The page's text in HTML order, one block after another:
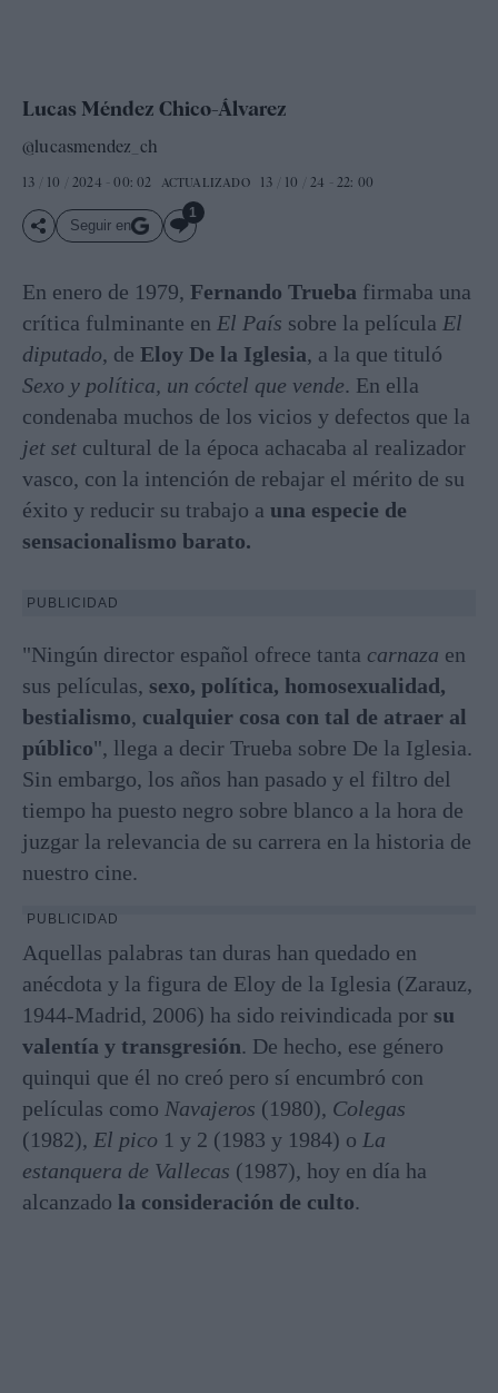
Lucas Méndez Chico-Álvarez
@lucasmendez_ch
13 / 10 / 2024 - 00: 02 ACTUALIZADO 13 / 10 / 24 - 22: 00
Seguir en
1
En enero de 1979, Fernando Trueba firmaba una
crítica fulminante en El País sobre la película El
diputado, de Eloy De la Iglesia, a la que tituló
Sexo y política, un cóctel que vende. En ella
condenaba muchos de los vicios y defectos que la
jet set cultural de la época achacaba al realizador
vasco, con la intención de rebajar el mérito de su
éxito y reducir su trabajo a una especie de
sensacionalismo barato.
PUBLICIDAD
"Ningún director español ofrece tanta carnaza en
sus películas, sexo, política, homosexualidad,
bestialismo, cualquier cosa con tal de atraer al
público", llega a decir Trueba sobre De la Iglesia.
Sin embargo, los años han pasado y el filtro del
tiempo ha puesto negro sobre blanco a la hora de
juzgar la relevancia de su carrera en la historia de
nuestro cine.
PUBLICIDAD
Aquellas palabras tan duras han quedado en
anécdota y la figura de Eloy de la Iglesia (Zarauz,
1944-Madrid, 2006) ha sido reivindicada por su
valentía y transgresión. De hecho, ese género
quinqui que él no creó pero sí encumbró con
películas como Navajeros (1980), Colegas
(1982), El pico 1 y 2 (1983 y 1984) o La
estanquera de Vallecas (1987), hoy en día ha
alcanzado la consideración de culto.